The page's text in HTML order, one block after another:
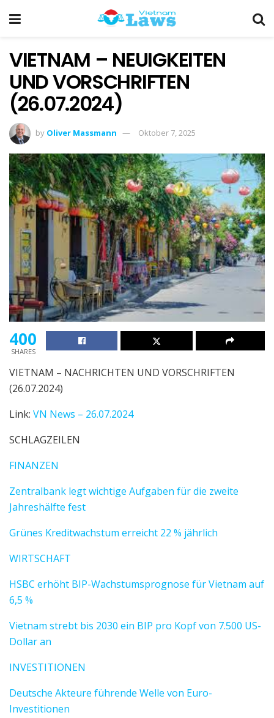
VIETNAM – NEUIGKEITEN
UND VORSCHRIFTEN
(26.07.2024)
by Oliver Massmann Oktober 7, 2025
400
SHARES
VIETNAM – NACHRICHTEN UND VORSCHRIFTEN
(26.07.2024)
Link: VN News – 26.07.2024
SCHLAGZEILEN
FINANZEN
Zentralbank legt wichtige Aufgaben für die zweite
Jahreshälfte fest
Grünes Kreditwachstum erreicht 22 % jährlich
WIRTSCHAFT
HSBC erhöht BIP-Wachstumsprognose für Vietnam auf
6,5 %
Vietnam strebt bis 2030 ein BIP pro Kopf von 7.500 US-
Dollar an
INVESTITIONEN
Deutsche Akteure führende Welle von Euro-
Investitionen